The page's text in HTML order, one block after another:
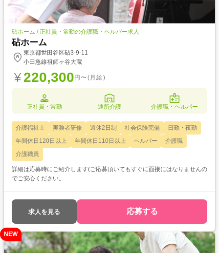
砧ホーム / 正社員・常勤の介護職・ヘルパー求人
砧ホーム
東京都世田谷区砧3-9-11
小田急線祖師ヶ谷大蔵
220,300 円〜(月給)
正社員・常勤 通所介護 介護職・ヘルパー
介護福祉士 実務者研修 週休2日制 社会保険完備
日勤・夜勤
年間休日120日以上
年間休日110日以上 ヘルパー
介護職
介護職員
詳細は応募時にご紹介します(ご応募頂いてもすぐに面接にはなりませんの
でご安心ください。
求人を見る 応募する
NEW